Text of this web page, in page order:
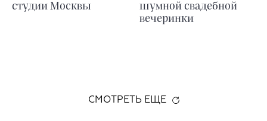
студии Москвы
шумной свадебной
вечеринки
СМОТРЕТЬ ЕЩЕ